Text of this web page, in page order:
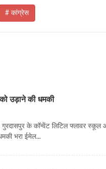
# कांग्रेस
उड़ाने की धमकी
गुरदासपुर के कॉन्वेंट लिटिल फ्लावर स्कूल
भरा ईमेल...